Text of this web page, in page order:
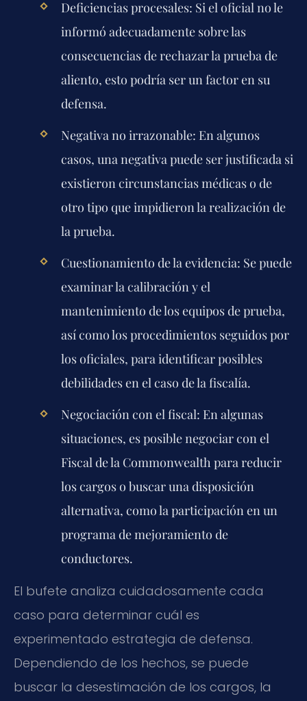
Deficiencias procesales: Si el oficial no le
informó adecuadamente sobre las
consecuencias de rechazar la prueba de
aliento, esto podría ser un factor en su
defensa.
Negativa no irrazonable: En algunos
casos, una negativa puede ser justificada si
existieron circunstancias médicas o de
otro tipo que impidieron la realización de
la prueba.
Cuestionamiento de la evidencia: Se puede
examinar la calibración y el
mantenimiento de los equipos de prueba,
así como los procedimientos seguidos por
los oficiales, para identificar posibles
debilidades en el caso de la fiscalía.
Negociación con el fiscal: En algunas
situaciones, es posible negociar con el
Fiscal de la Commonwealth para reducir
los cargos o buscar una disposición
alternativa, como la participación en un
programa de mejoramiento de
conductores.
El bufete analiza cuidadosamente cada
caso para determinar cuál es
experimentado estrategia de defensa.
Dependiendo de los hechos, se puede
buscar la desestimación de los cargos, la